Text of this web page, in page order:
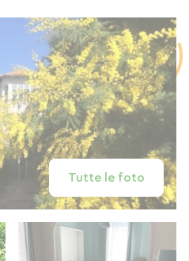
Tutte le foto